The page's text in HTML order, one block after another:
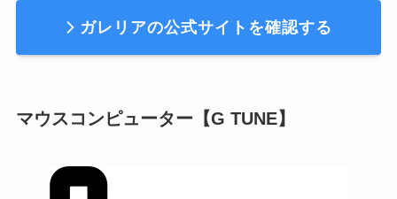
ガレリアの公式サイトを確認する
マウスコンピューター【G TUNE】